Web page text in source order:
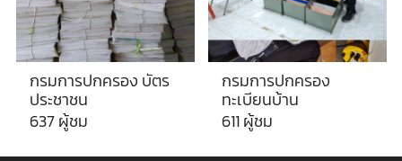
กรมการปกครอง บัตร
ประชาชน
637 ผู้ชม
กรมการปกครอง
ทะเบียนบ้าน
611 ผู้ชม